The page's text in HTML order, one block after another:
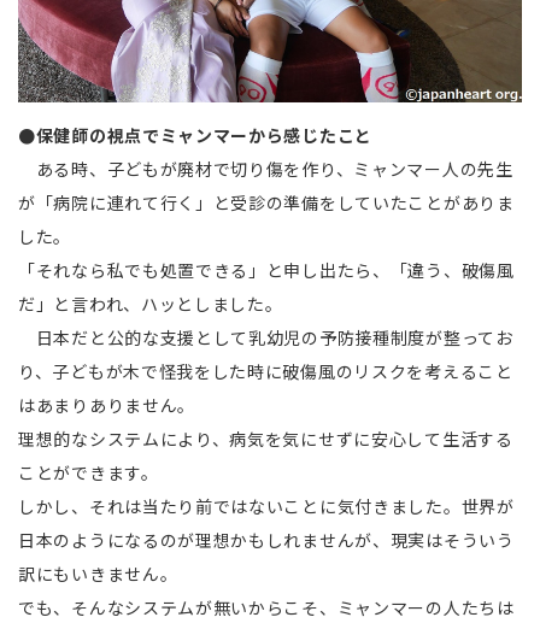
●保健師の視点でミャンマーから感じたこと
ある時、子どもが廃材で切り傷を作り、ミャンマー人の先生
が「病院に連れて行く」と受診の準備をしていたことがありま
した。
「それなら私でも処置できる」と申し出たら、「違う、破傷風
だ」と言われ、ハッとしました。
日本だと公的な支援として乳幼児の予防接種制度が整ってお
り、子どもが木で怪我をした時に破傷風のリスクを考えること
はあまりありません。
理想的なシステムにより、病気を気にせずに安心して生活する
ことができます。
しかし、それは当たり前ではないことに気付きました。世界が
日本のようになるのが理想かもしれませんが、現実はそういう
訳にもいきません。
でも、そんなシステムが無いからこそ、ミャンマーの人たちは